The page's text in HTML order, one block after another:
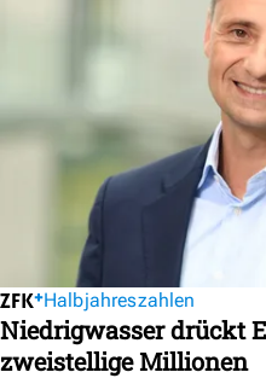
Halbjahreszahlen
Niedrigwasser drückt
zweistellige Millionen